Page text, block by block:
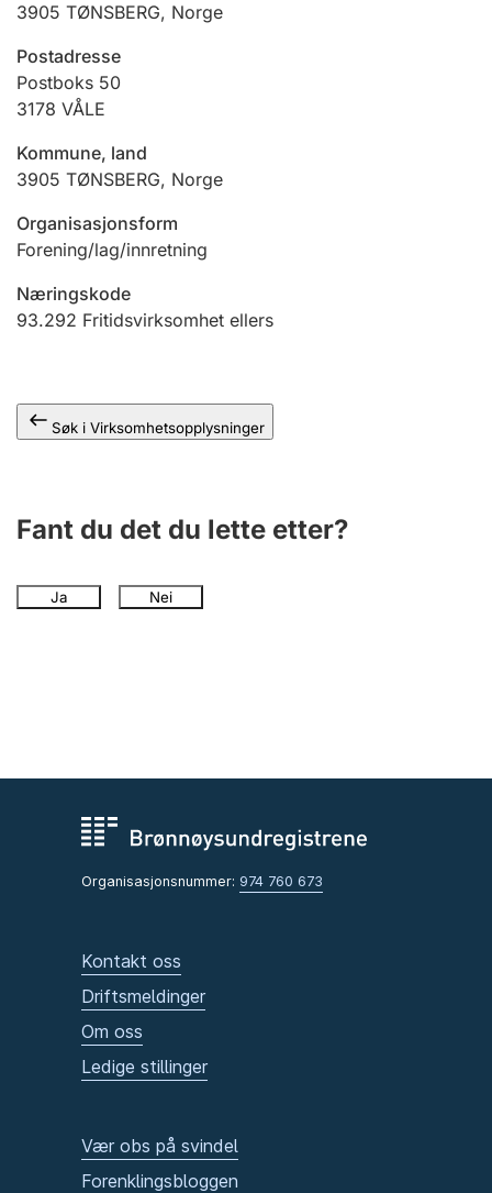
Ektepaktveileder
Andre tema
3905 TØNSBERG, Norge
Postadresse
Postboks 50
3178 VÅLE
Kommune, land
3905 TØNSBERG, Norge
Organisasjonsform
Forening/lag/innretning
Næringskode
93.292 Fritidsvirksomhet ellers
Søk i Virksomhetsopplysninger
Fant du det du lette etter?
Ja Nei
Organisasjonsnummer: 974 760 673
Kontakt oss
Driftsmeldinger
Om oss
Ledige stillinger
Vær obs på svindel
Forenklingsbloggen